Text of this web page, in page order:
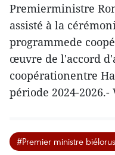
Premierministre
assisté à la
programmede
œuvre de l'accord
coopérationentre
période 2024-2026.-
#Premier ministre